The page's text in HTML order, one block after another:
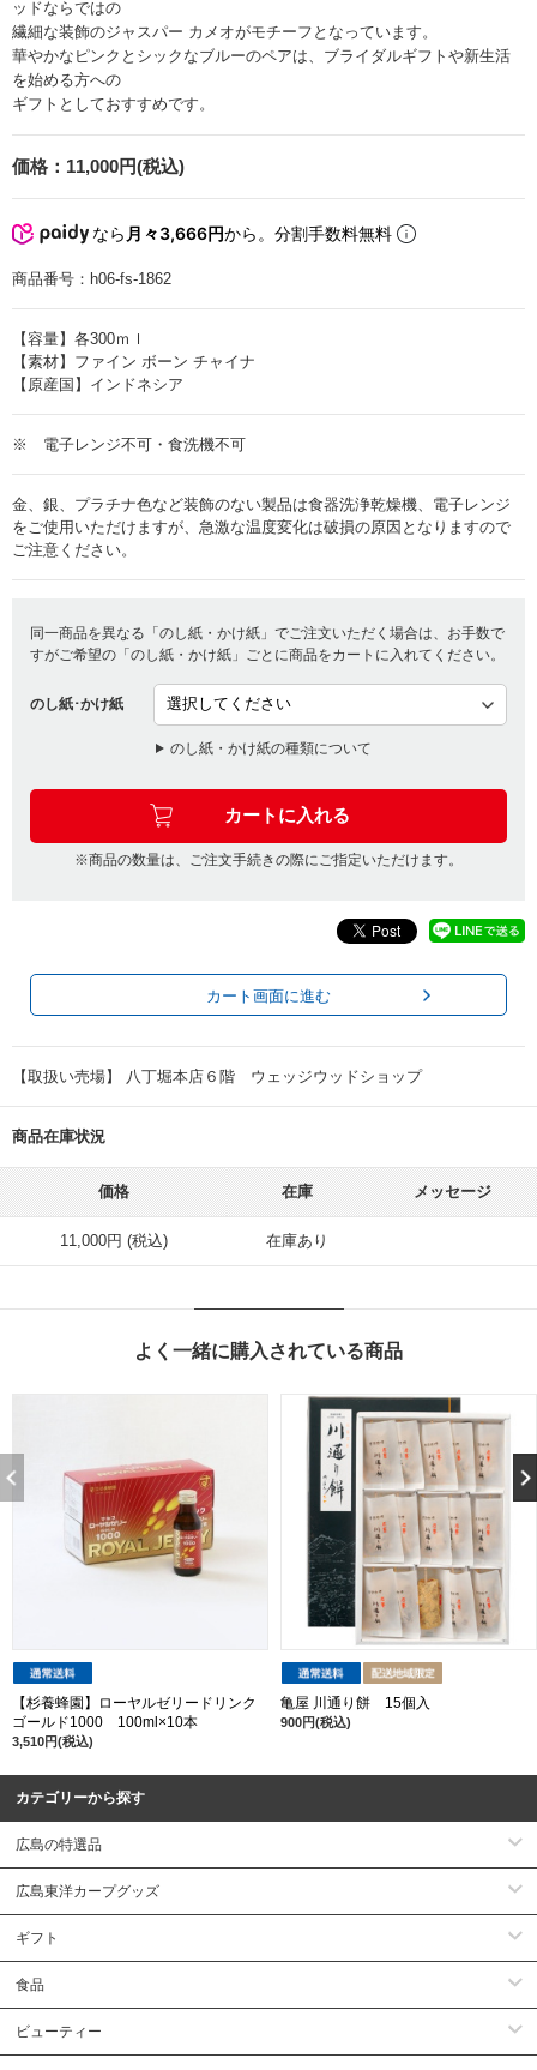
ッドならではの
繊細な装飾のジャスパー カメオがモチーフとなっています。
華やかなピンクとシックなブルーのペアは、ブライダルギフトや新生活
を始める方への
ギフトとしておすすめです。
価格： 11,000円(税込)
なら 月々3,666円から。分割手数料無料
商品番号： h06-fs-1862
【容量】各300ｍｌ
【素材】ファイン ボーン チャイナ
【原産国】インドネシア
※ 電子レンジ不可・食洗機不可
金、銀、プラチナ色など装飾のない製品は食器洗浄乾燥機、電子レンジ
をご使用いただけますが、急激な温度変化は破損の原因となりますので
ご注意ください。
同一商品を異なる「のし紙・かけ紙」でご注文いただく場合は、お手数で
すがご希望の「のし紙・かけ紙」ごとに商品をカートに入れてください。
のし紙･かけ紙
のし紙・かけ紙の種類について
※商品の数量は、ご注文手続きの際にご指定いただけます。
カート画面に進む
【取扱い売場】 八丁堀本店６階 ウェッジウッドショップ
商品在庫状況
価格 在庫 メッセージ
11,000円 (税込) 在庫あり
よく一緒に購入されている商品
【杉養蜂園】ローヤルゼリードリンク
ゴールド1000 100ml×10本
3,510円(税込)
亀屋 川通り餅 15個入
900円(税込)
カテゴリーから探す
広島の特選品
広島東洋カープグッズ
ギフト
食品
ビューティー